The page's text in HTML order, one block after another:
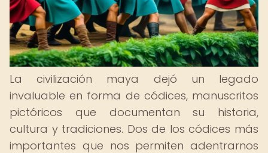
La civilización maya dejó un legado
invaluable en forma de códices, manuscritos
pictóricos que documentan su historia,
cultura y tradiciones. Dos de los códices más
importantes que nos permiten adentrarnos